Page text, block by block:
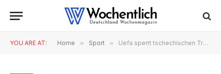
YOU ARE AT: Home » Sport » Uefa sperrt tschechischen Trainer Petr Vlachovsky lebenslang